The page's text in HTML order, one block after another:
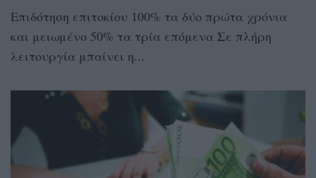
Επιδότηση επιτοκίου 100% τα δύο πρώτα χρόνια
και μειωμένο 50% τα τρία επόμενα Σε πλήρη
λειτουργία μπαίνει η...